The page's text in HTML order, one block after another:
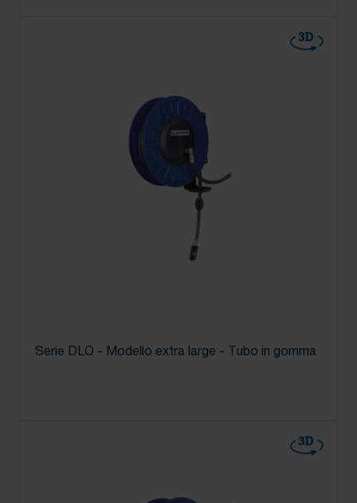
Serie DLO - Modello extra large - Tubo in gomma
3D
3D